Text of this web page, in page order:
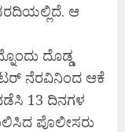
ಆ
ದೊಡ್ಡ
ನೆರವಿನಿಂದ ಆಕೆ
13 ದಿನಗಳ
ಪೊಲೀಸರು